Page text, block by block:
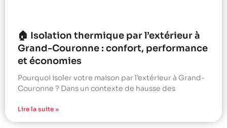
🏠 Isolation thermique par l’extérieur à
Grand-Couronne : confort, performance
et économies
Pourquoi isoler votre maison par l’extérieur à Grand-
Couronne ? Dans un contexte de hausse des
Lire la suite »